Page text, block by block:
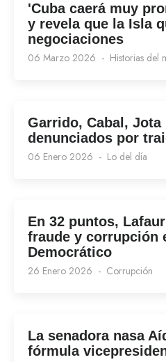
'Cuba caerá muy
y revela que la Isla
negociaciones
06 Marzo 2026 Historias del
Garrido, Cabal, Jota
denunciados por
06 Enero 2026 Lo del día
En 32 puntos,
fraude y corrupción
Democrático
26 Enero 2026 Corrupción
La senadora nasa
fórmula